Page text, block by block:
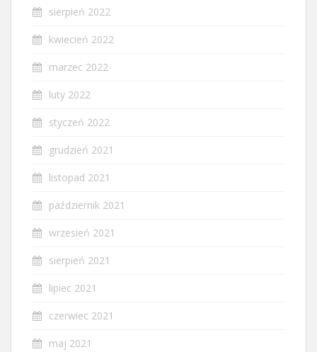
sierpień 2022
kwiecień 2022
marzec 2022
luty 2022
styczeń 2022
grudzień 2021
listopad 2021
październik 2021
wrzesień 2021
sierpień 2021
lipiec 2021
czerwiec 2021
maj 2021